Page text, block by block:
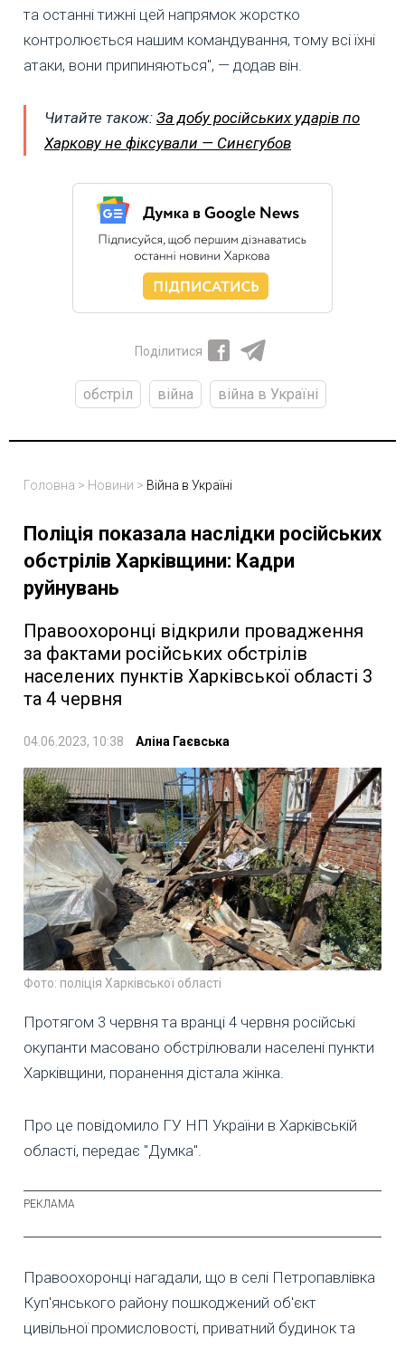
та останні тижні цей напрямок жорстко
контролюється нашим командування, тому всі їхні
атаки, вони припиняються", — додав він.
Читайте також: За добу російських ударів по
Харкову не фіксували — Синєгубов
Поділитися
обстріл війна війна в Україні
Головна > Новини > Війна в Україні
Поліція показала наслідки російських
обстрілів Харківщини: Кадри
руйнувань
Правоохоронці відкрили провадження
за фактами російських обстрілів
населених пунктів Харківської області 3
та 4 червня
04.06.2023, 10:38 Аліна Гаєвська
Фото: поліція Харківської області
Протягом 3 червня та вранці 4 червня російські
окупанти масовано обстрілювали населені пункти
Харківщини, поранення дістала жінка.
Про це повідомило ГУ НП України в Харківській
області, передає "Думка".
Правоохоронці нагадали, що в селі Петропавлівка
Куп'янського району пошкоджений об'єкт
цивільної промисловості, приватний будинок та